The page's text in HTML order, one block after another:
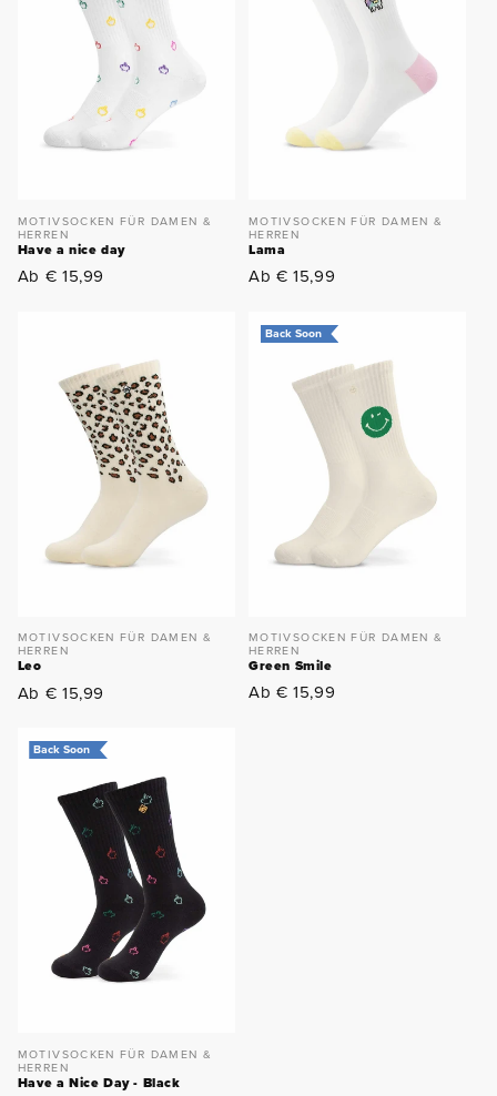
MOTIVSOCKEN FÜR DAMEN &
HERREN
Have a nice day
Normaler
Ab € 15,99
MOTIVSOCKEN FÜR DAMEN &
HERREN
Lama
Normaler
Ab € 15,99
MOTIVSOCKEN FÜR DAMEN &
HERREN
Leo
Normaler
Ab € 15,99
Back Soon
MOTIVSOCKEN FÜR DAMEN &
HERREN
Green Smile
Normaler
Ab € 15,99
Back Soon
MOTIVSOCKEN FÜR DAMEN &
HERREN
Have a Nice Day - Black